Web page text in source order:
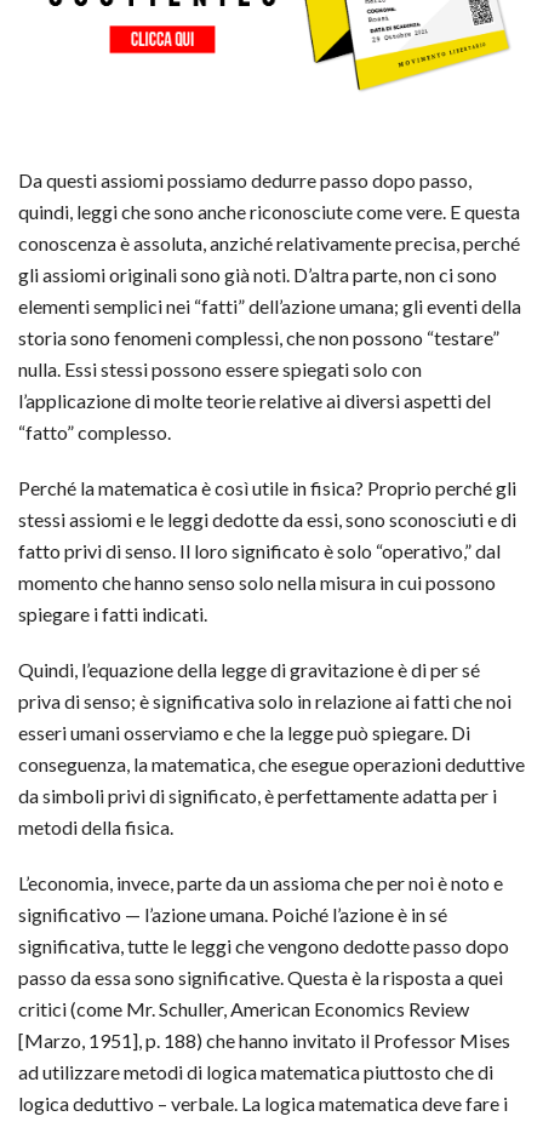
Da questi assiomi possiamo dedurre passo dopo passo,
quindi, leggi che sono anche riconosciute come vere. E questa
conoscenza è assoluta, anziché relativamente precisa, perché
gli assiomi originali sono già noti. D’altra parte, non ci sono
elementi semplici nei “fatti” dell’azione umana; gli eventi della
storia sono fenomeni complessi, che non possono “testare”
nulla. Essi stessi possono essere spiegati solo con
l’applicazione di molte teorie relative ai diversi aspetti del
“fatto” complesso.
Perché la matematica è così utile in fisica? Proprio perché gli
stessi assiomi e le leggi dedotte da essi, sono sconosciuti e di
fatto privi di senso. Il loro significato è solo “operativo,” dal
momento che hanno senso solo nella misura in cui possono
spiegare i fatti indicati.
Quindi, l’equazione della legge di gravitazione è di per sé
priva di senso; è significativa solo in relazione ai fatti che noi
esseri umani osserviamo e che la legge può spiegare. Di
conseguenza, la matematica, che esegue operazioni deduttive
da simboli privi di significato, è perfettamente adatta per i
metodi della fisica.
L’economia, invece, parte da un assioma che per noi è noto e
significativo — l’azione umana. Poiché l’azione è in sé
significativa, tutte le leggi che vengono dedotte passo dopo
passo da essa sono significative. Questa è la risposta a quei
critici (come Mr. Schuller, American Economics Review
[Marzo, 1951], p. 188) che hanno invitato il Professor Mises
ad utilizzare metodi di logica matematica piuttosto che di
logica deduttivo – verbale. La logica matematica deve fare i